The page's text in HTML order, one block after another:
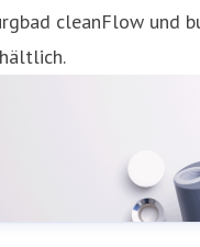
cleanFlow und